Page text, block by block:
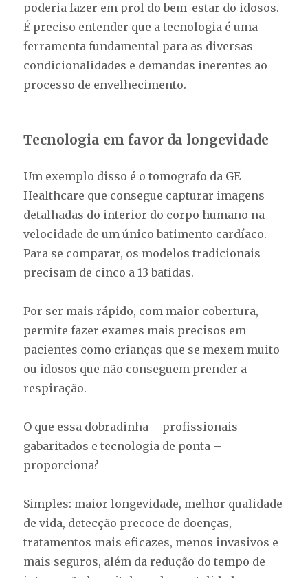
poderia fazer em prol do bem-estar do idosos.
É preciso entender que a tecnologia é uma
ferramenta fundamental para as diversas
condicionalidades e demandas inerentes ao
processo de envelhecimento.
Tecnologia em favor da longevidade
Um exemplo disso é o tomografo da GE
Healthcare que consegue capturar imagens
detalhadas do interior do corpo humano na
velocidade de um único batimento cardíaco.
Para se comparar, os modelos tradicionais
precisam de cinco a 13 batidas.
Por ser mais rápido, com maior cobertura,
permite fazer exames mais precisos em
pacientes como crianças que se mexem muito
ou idosos que não conseguem prender a
respiração.
O que essa dobradinha – profissionais
gabaritados e tecnologia de ponta –
proporciona?
Simples: maior longevidade, melhor qualidade
de vida, detecção precoce de doenças,
tratamentos mais eficazes, menos invasivos e
mais seguros, além da redução do tempo de